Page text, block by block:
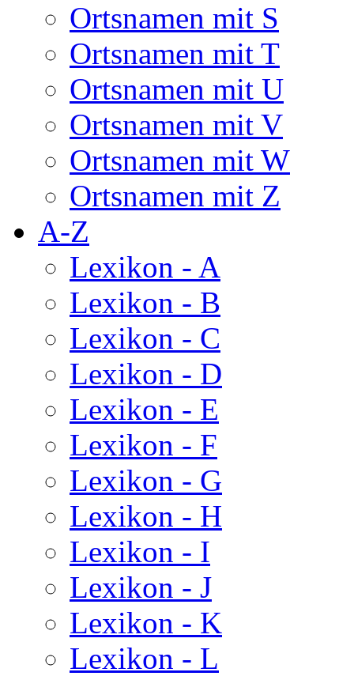
Ortsnamen mit S
Ortsnamen mit T
Ortsnamen mit U
Ortsnamen mit V
Ortsnamen mit W
Ortsnamen mit Z
A-Z
Lexikon - A
Lexikon - B
Lexikon - C
Lexikon - D
Lexikon - E
Lexikon - F
Lexikon - G
Lexikon - H
Lexikon - I
Lexikon - J
Lexikon - K
Lexikon - L